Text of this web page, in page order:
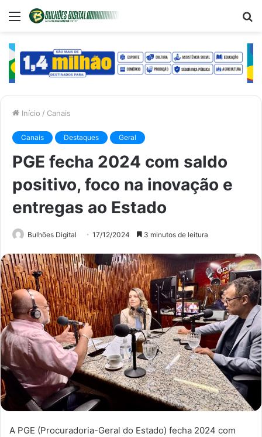
Menu
Início / Canais
Canais Destaques Geral
PGE fecha 2024 com saldo
positivo, foco na inovação e
entregas ao Estado
Bulhões Digital 17/12/2024 3 minutos de leitura
A PGE (Procuradoria-Geral do Estado) fecha 2024 com